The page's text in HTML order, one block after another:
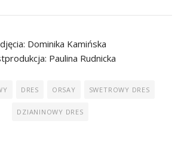
Dominika Kamińska
Paulina Rudnicka
DRES ORSAY SWETROWY DRES
DZIANINOWY DRES